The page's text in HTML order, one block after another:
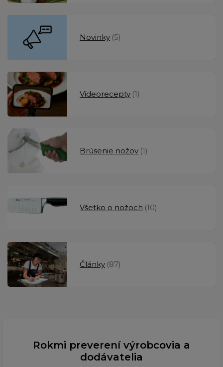
Novinky (5)
Videorecepty (1)
Brúsenie nožov (1)
Všetko o nožoch (10)
Články (87)
Rokmi preverení výrobcovia a
dodávatelia